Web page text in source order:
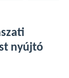
nyújtó